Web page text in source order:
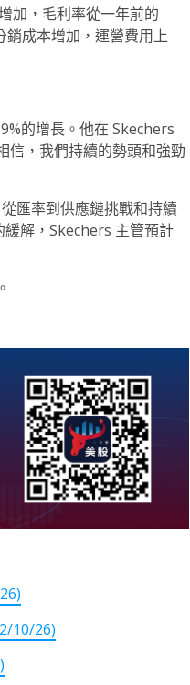
加，毛利率從一年前的
銷成本增加，運營費用上
的增長。他在 Skechers
信，我們持續的勢頭和強勁
匯率到供應鏈挑戰和持續
緩解，Skechers 主管預計
10/26)